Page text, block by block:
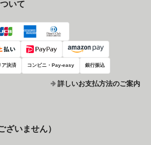
いて
ア決済 コンビニ・Pay-easy 銀行振込
詳しいお支払方法のご案内
ざいません）